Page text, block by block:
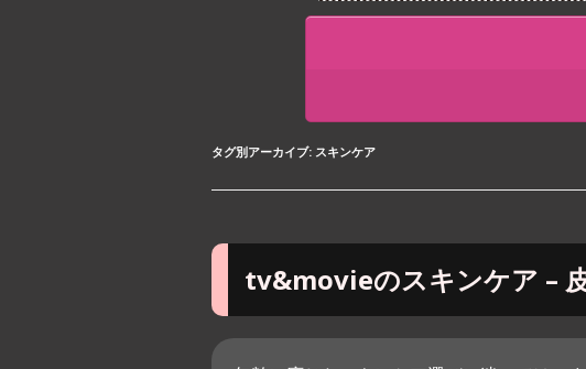
タグ別アーカイブ: スキンケア
tv&movieのスキンケア –